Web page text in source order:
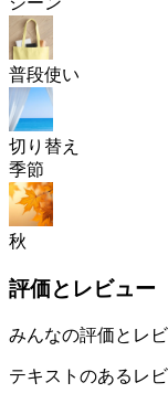
普段使い
切り替え
季節
秋
評価とレビュー
みんなの評価とレ
テキストのあるレ